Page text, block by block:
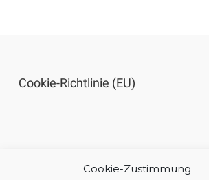
Cookie-Zustimmung
Cookie-Richtlinie (EU)